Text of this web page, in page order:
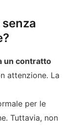
un contratto
attenzione. La
per le
Tuttavia, non